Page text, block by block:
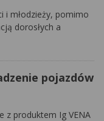
i młodzieży, pomimo
dorosłych a
pojazdów
z produktem Ig VENA